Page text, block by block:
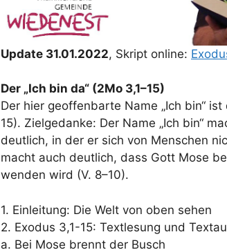
Update 31.01.2022, Skript online:
Der „Ich bin da“ (2Mo 3,1–15)
Der hier geoffenbarte Name „Ich bin“
15). Zielgedanke: Der Name „Ich bin“
deutlich, in der er sich von Menschen
macht auch deutlich, dass Gott Mose
wenden wird (V. 8–10).
1. Einleitung: Die Welt von oben sehen
2. Exodus 3,1-15: Textlesung und
a. Bei Mose brennt der Busch